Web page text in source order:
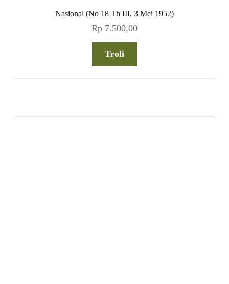
Nasional (No 18 Th III, 3 Mei 1952)
Rp 7.500,00
Troli